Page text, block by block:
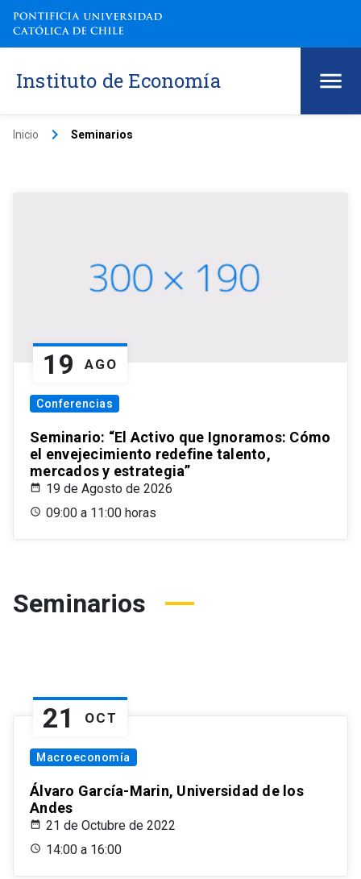
Instituto de Economía
Inicio keyboard_arrow_right Seminarios
19 AGO
Conferencias
Seminario: “El Activo que Ignoramos: Cómo
el envejecimiento redefine talento,
mercados y estrategia”
19 de Agosto de 2026
09:00 a 11:00 horas
Seminarios
21 OCT
Macroeconomía
Álvaro García-Marin, Universidad de los
Andes
21 de Octubre de 2022
14:00 a 16:00